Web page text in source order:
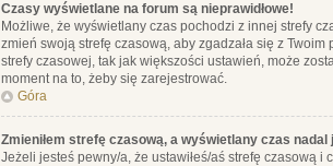
Czasy wyświetlane na forum są nieprawidłowe!
Możliwe, że wyświetlany czas pochodzi z innej strefy
zmień swoją strefę czasową, aby zgadzała się z
strefy czasowej, tak jak większości ustawień, może
moment na to, żeby się zarejestrować.
Góra
Zmieniłem strefę czasową, a wyświetlany czas nadal
Jeżeli jesteś pewny/a, że ustawiłeś/aś strefę czasową